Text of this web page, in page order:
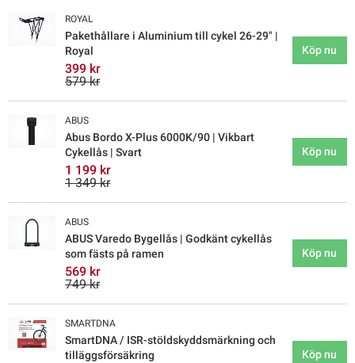
ROYAL
Pakethållare i Aluminium till cykel 26-29" |
Royal
399 kr
579 kr
Köp nu
ABUS
Abus Bordo X-Plus 6000K/90 | Vikbart
Cykellås | Svart
1 199 kr
1 349 kr
Köp nu
ABUS
ABUS Varedo Bygellås | Godkänt cykellås
som fästs på ramen
569 kr
749 kr
Köp nu
SMARTDNA
SmartDNA / ISR-stöldskyddsmärkning och
tilläggsförsäkring
Köp nu